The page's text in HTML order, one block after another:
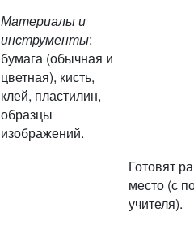
Материалы и
инструменты:
бумага (обычная и
цветная), кисть,
клей, пластилин,
образцы
изображений.
Готовят
место (с
учителя).